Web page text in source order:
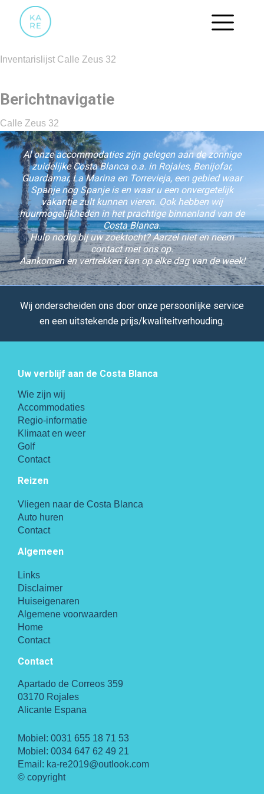
INVENTARISLIJST CALLE ZEUS 32
Inventarislijst Calle Zeus 32
Berichtnavigatie
Calle Zeus 32
Al onze accommodaties zijn gelegen aan de zonnige
zuidelijke Costa Blanca o.a. in Rojales, Benijofar,
Guardamar, La Marina en Torrevieja, een gebied waar
Spanje nog Spanje is en waar u een onvergetelijk
vakantie zult kunnen vieren. Ook hebben wij
huurmogelijkheden in het prachtige binnenland van de
Costa Blanca.
Hulp nodig bij uw zoektocht? Aarzel niet en neem
contact met ons op.
Aankomen en vertrekken kan op elke dag van de week!
Wij onderscheiden ons door onze persoonlijke service
en een uitstekende prijs/kwaliteitverhouding.
Uw verblijf aan de Costa Blanca
Wie zijn wij
Accommodaties
Regio-informatie
Klimaat en weer
Golf
Contact
Reizen
Vliegen naar de Costa Blanca
Auto huren
Contact
Algemeen
Links
Disclaimer
Huiseigenaren
Algemene voorwaarden
Home
Contact
Contact
Apartado de Correos 359
03170 Rojales
Alicante Espana
Mobiel: 0031 655 18 71 53
Mobiel: 0034 647 62 49 21
Email: ka-re2019@outlook.com
© copyright